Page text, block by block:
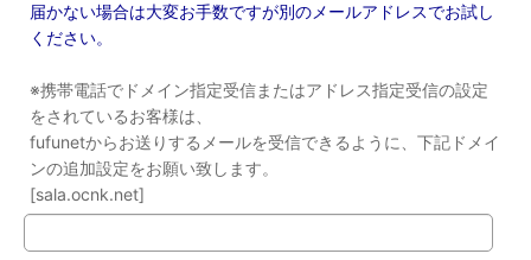
届かない場合は大変お手数ですが別のメールアドレスでお試し
ください。
※携帯電話でドメイン指定受信またはアドレス指定受信の設定
をされているお客様は、
fufunetからお送りするメールを受信できるように、下記ドメイ
ンの追加設定をお願い致します。
[sala.ocnk.net]